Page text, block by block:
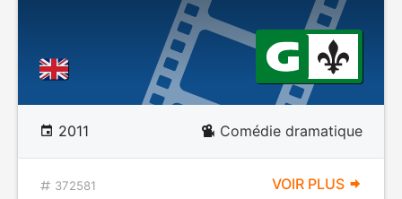
2011 Comédie dramatique
372581 VOIR PLUS